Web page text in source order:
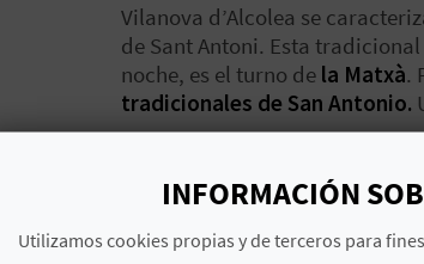
Vilanova d’Alcolea se
de Sant Antoni. Esta
noche, es el turno de la Matxà.
tradicionales de San Antonio.
Adéntrate en este fantástico
INFORMACIÓN
Utilizamos cookies propias y de terceros para